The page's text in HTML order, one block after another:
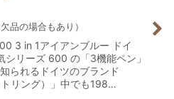
品の場合もあり）
3 in 1アイアンブルー ドイ
シリーズ 600 の「3機能ペン」
られるドイツのブランド
トリング）」中でも198…